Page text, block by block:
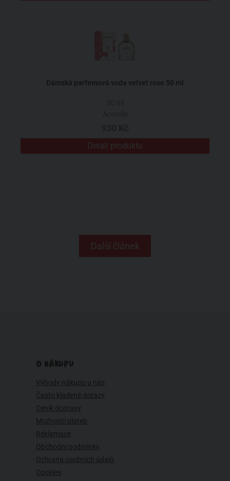
Dámská parfemová voda velvet rose 50 ml
Detail produktu
Další článek
O NÁKUPU
Výhody nákupu u nás
Často kladené dotazy
Ceník dopravy
Možnosti plateb
Reklamace
Obchodní podmínky
Ochrana osobních údajů
Cookies